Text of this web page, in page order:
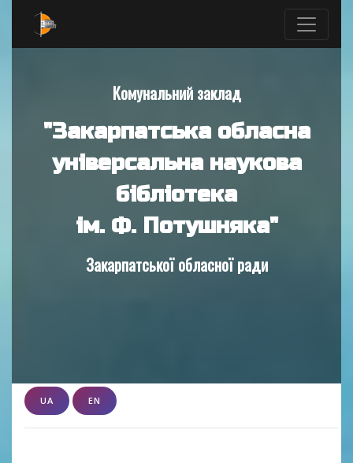
Комунальний заклад
"Закарпатська обласна
універсальна наукова
бібліотека
ім. Ф. Потушняка"
Закарпатської обласної ради
UA EN